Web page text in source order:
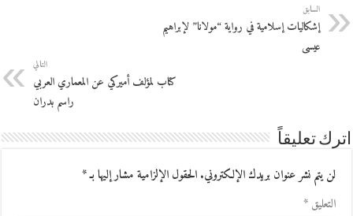
السابق
إشكاليات إسلامية في رواية “مولانا” لإبراهيم
عيسى
التالي
كتاب لمؤلف أميركي عن المعماري العربي
راسم بدران
اترك تعليقاً
لن يتم نشر عنوان بريدك الإلكتروني.الحقول الإلزامية مشار إليها بـ*
التعليق*